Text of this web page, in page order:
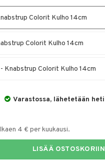
Colorit Kulho 14cm
Colorit Kulho 14cm
- Knabstrup Colorit Kulho 14cm
Varastossa, lähetetään heti
4 € per kuukausi.
LISÄÄ OSTOSKORIIN